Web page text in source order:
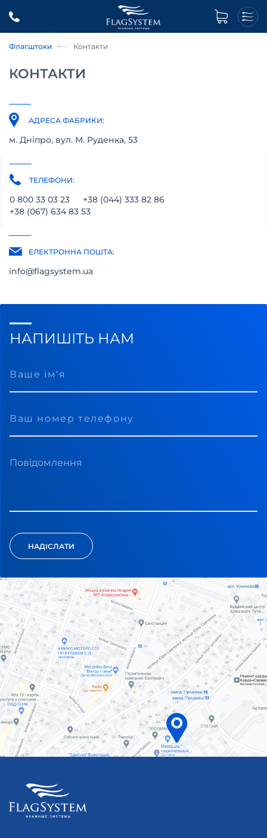
Флагштоки Контакти
КОНТАКТИ
АДРЕСА ФАБРИКИ:
м. Дніпро, вул. М. Руденка, 53
ТЕЛЕФОНИ:
0 800 33 03 23
+38 (044) 333 82 86
+38 (067) 634 83 53
ЕЛЕКТРОННА ПОШТА:
info@flagsystem.ua
НАПИШІТЬ НАМ
НАДІСЛАТИ